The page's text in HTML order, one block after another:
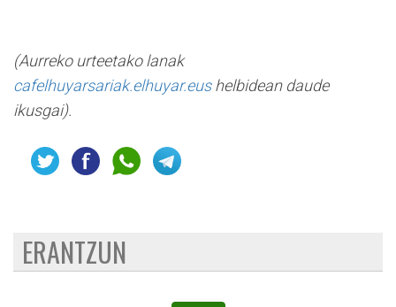
(Aurreko urteetako lanak
cafelhuyarsariak.elhuyar.eushelbidean daude
ikusgai).
ERANTZUN